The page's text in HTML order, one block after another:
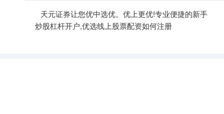
天元证券让您优中选优。优上更优!专业便捷的新手
炒股杠杆开户,优选线上股票配资如何注册